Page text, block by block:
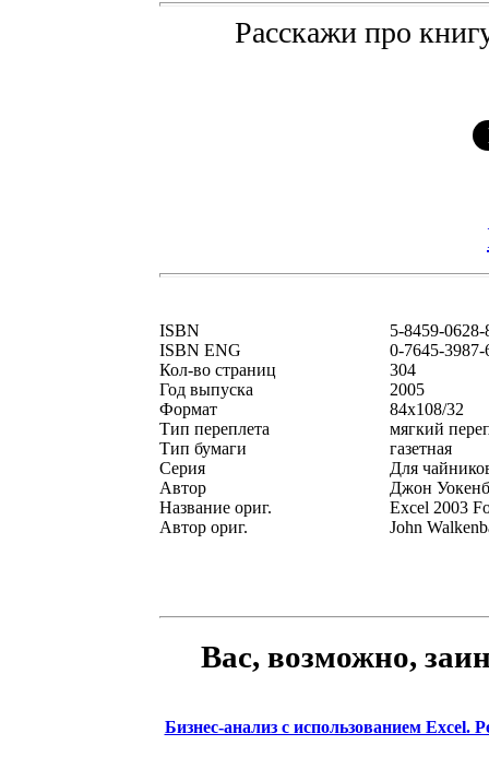
Расскажи про
ISBN
5-8459-0628-
ISBN ENG
0-7645-3987-
Кол-во страниц
304
Год выпуска
2005
Формат
84x108/32
Тип переплета
мягкий
Тип бумаги
газетная
Серия
Для
Автор
Джон
Название ориг.
Excel 2003
Автор ориг.
John
Вас, возможно,
Бизнес-анализ с использованием Excel.